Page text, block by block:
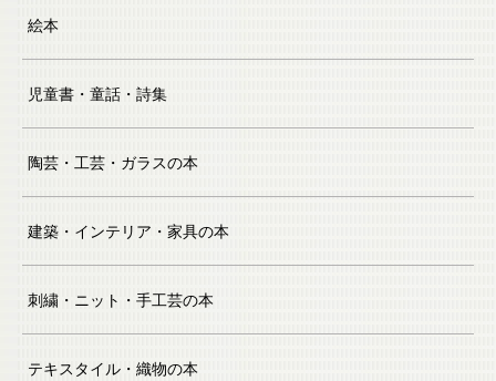
絵本
児童書・童話・詩集
陶芸・工芸・ガラスの本
建築・インテリア・家具の本
刺繍・ニット・手工芸の本
テキスタイル・織物の本